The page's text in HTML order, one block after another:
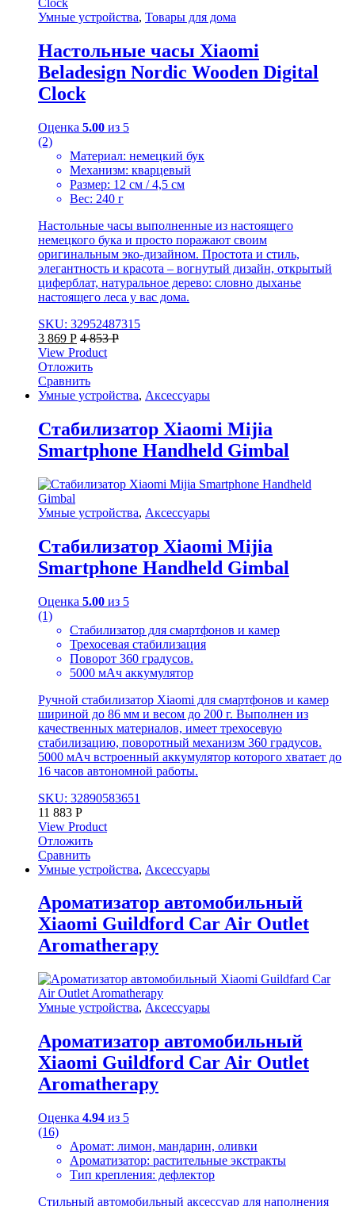
Умные устройства, Товары для дома
Настольные часы Xiaomi
Beladesign Nordic Wooden Digital
Clock
Оценка 5.00 из 5
(2)
Материал: немецкий бук
Механизм: кварцевый
Размер: 12 см / 4,5 см
Вес: 240 г
Настольные часы выполненные из настоящего
немецкого бука и просто поражают своим
оригинальным эко-дизайном. Простота и стиль,
элегантность и красота – вогнутый дизайн, открытый
циферблат, натуральное дерево: словно дыханье
настоящего леса у вас дома.
SKU: 32952487315
3 869 Р 4 853Р
View Product
Отложить
Сравнить
Умные устройства, Аксессуары
Стабилизатор Xiaomi Mijia
Smartphone Handheld Gimbal
Умные устройства, Аксессуары
Стабилизатор Xiaomi Mijia
Smartphone Handheld Gimbal
Оценка 5.00 из 5
(1)
Стабилизатор для смартфонов и камер
Трехосевая стабилизация
Поворот 360 градусов.
5000 мАч аккумулятор
Ручной стабилизатор Xiaomi для смартфонов и камер
шириной до 86 мм и весом до 200 г. Выполнен из
качественных материалов, имеет трехосевую
стабилизацию, поворотный механизм 360 градусов.
5000 мАч встроенный аккумулятор которого хватает до
16 часов автономной работы.
SKU: 32890583651
11 883 Р
View Product
Отложить
Сравнить
Умные устройства, Аксессуары
Ароматизатор автомобильный
Xiaomi Guildford Car Air Outlet
Aromatherapy
Умные устройства, Аксессуары
Ароматизатор автомобильный
Xiaomi Guildford Car Air Outlet
Aromatherapy
Оценка 4.94 из 5
(16)
Аромат: лимон, мандарин, оливки
Ароматизатор: растительные экстракты
Тип крепления: дефлектор
Стильный автомобильный аксессуар для наполнения